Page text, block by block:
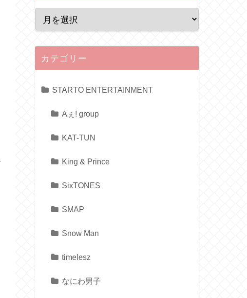
カテゴリー
STARTO ENTERTAINMENT
Aぇ! group
KAT-TUN
King & Prince
SixTONES
SMAP
Snow Man
timelesz
なにわ男子